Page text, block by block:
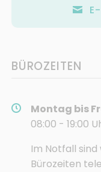
BÜROZEITEN
Montag bis
08:00 - 19:00
Im Notfall
Bürozeiten